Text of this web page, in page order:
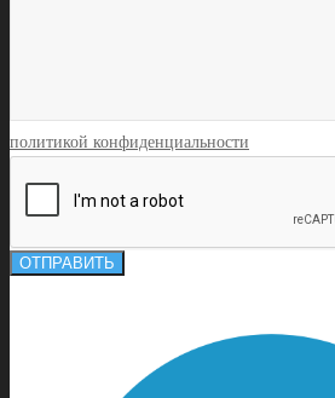
политикой конфиденциальности